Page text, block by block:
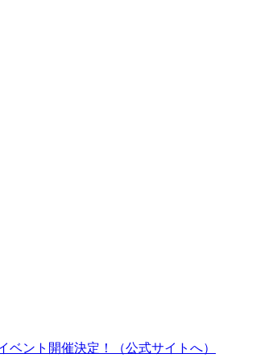
ント開催決定！（公式サイトへ）